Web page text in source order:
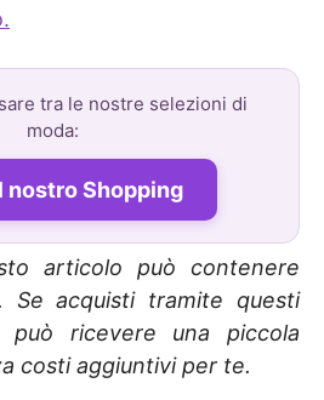
tra le nostre selezioni di
moda:
nostro Shopping
articolo può contenere
Se acquisti tramite questi
ricevere una piccola
costi aggiuntivi per te.